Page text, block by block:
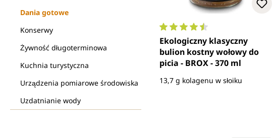
Dania gotowe
Konserwy
Żywność długoterminowa
Kuchnia turystyczna
Urządzenia pomiarowe środowiska
Uzdatnianie wody
Średnia ocena 4.4 z 5 gwiazdek
Ekologiczny klasyczny
bulion kostny wołowy do
picia - BROX - 370 ml
13,7 g kolagenu w słoiku